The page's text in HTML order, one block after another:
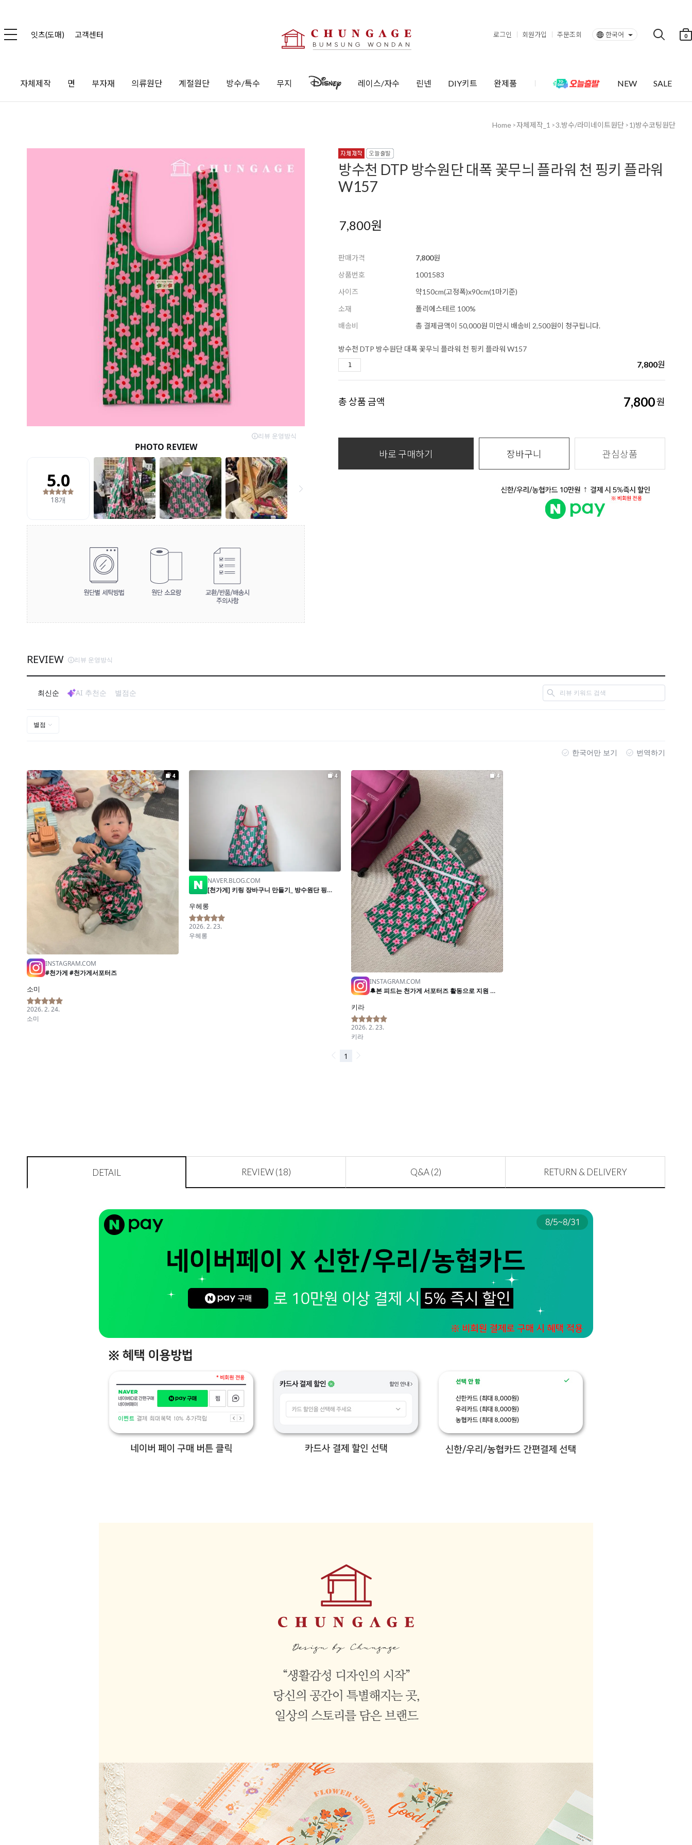
잇츠(도매) 고객센터 로그인 회원가입 주문조회 한국어 0
자체제작 면 부자재 의류원단 계절원단 방수/특수 무지 레이스/자수 린넨 DIY키트 완제품 NEW SALE
Home >자체제작_1 >3.방수/라미네이트원단 > 1)방수코팅원단
방수천 DTP 방수원단 대폭 꽃무늬 플라워 천 핑키 플라워
W157
7,800원
판매가격 7,800원
상품번호
1001583
사이즈
약150cm(고정폭)x90cm(1마기준)
소재
폴리에스테르 100%
배송비
총 결제금액이 50,000원 미만시 배송비 2,500원이 청구됩니다.
방수천 DTP 방수원단 대폭 꽃무늬 플라워 천 핑키 플라워 W157
7,800원
총 상품 금액 7,800원
바로 구매하기 장바구니 관심상품
DETAIL REVIEW (18) Q&A (2) RETURN & DELIVERY